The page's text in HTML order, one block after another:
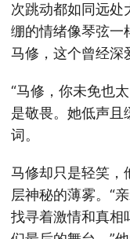
次跳动都如同远处
绷的情绪像琴弦一
马修，这个曾经深
“马修，你未免也
是敬畏。她低声且
词。
马修却只是轻笑，
层神秘的薄雾。“
找寻着激情和真相